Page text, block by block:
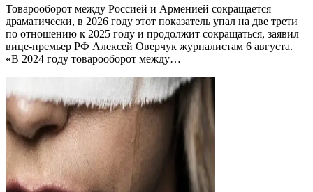
Товарооборот между Россией и Арменией сокращается
драматически, в 2026 году этот показатель упал на две трети
по отношению к 2025 году и продолжит сокращаться, заявил
вице-премьер РФ Алексей Оверчук журналистам 6 августа.
«В 2024 году товарооборот между…